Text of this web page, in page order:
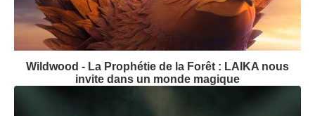
Wildwood - La Prophétie de la Forêt : LAIKA nous
invite dans un monde magique